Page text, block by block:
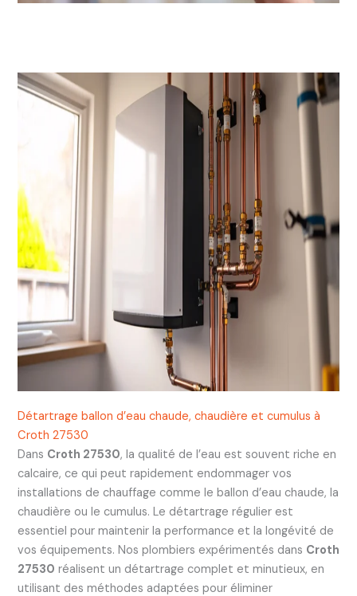
Détartrage ballon d’eau chaude, chaudière et cumulus à
Croth 27530
Dans Croth 27530, la qualité de l’eau est souvent riche en
calcaire, ce qui peut rapidement endommager vos
installations de chauffage comme le ballon d’eau chaude, la
chaudière ou le cumulus. Le détartrage régulier est
essentiel pour maintenir la performance et la longévité de
vos équipements. Nos plombiers expérimentés dans Croth
27530 réalisent un détartrage complet et minutieux, en
utilisant des méthodes adaptées pour éliminer